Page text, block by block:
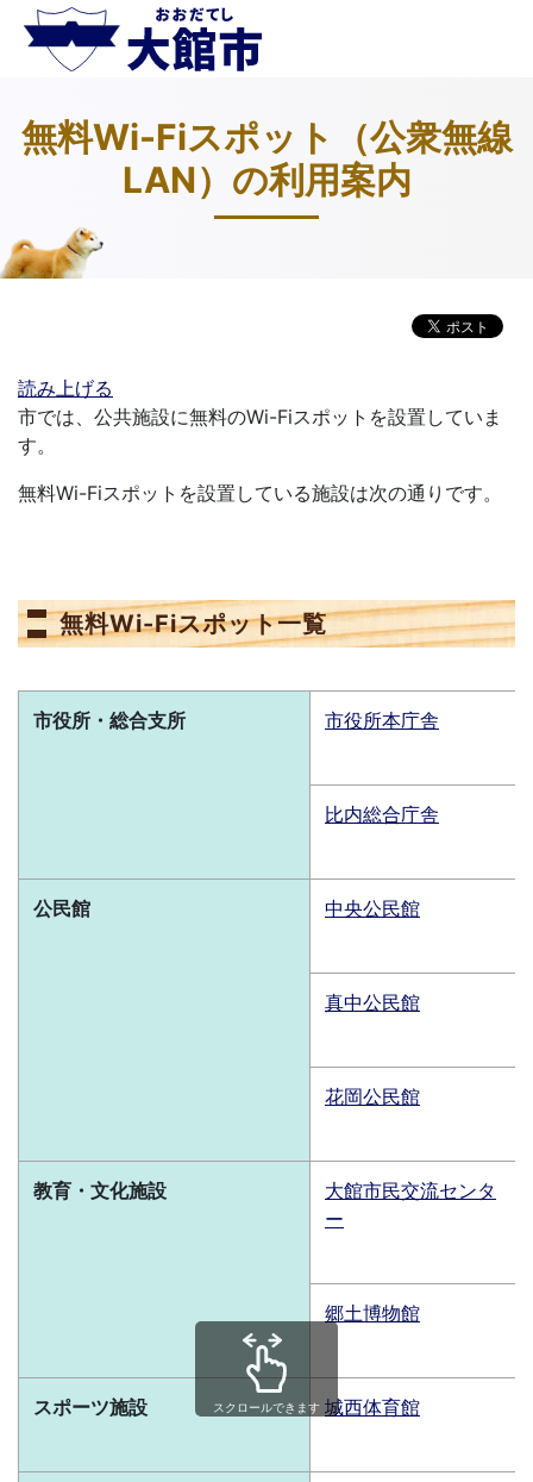
無料Wi-Fiスポット（公衆無線
LAN）の利用案内
読み上げる
市では、公共施設に無料のWi-Fiスポットを設置していま
す。
無料Wi-Fiスポットを設置している施設は次の通りです。
無料Wi-Fiスポット一覧
市役所・総合支所 市役所本庁舎
比内総合庁舎
公民館 中央公民館
真中公民館
花岡公民館
教育・文化施設
大館市民交流センタ
ー
郷土博物館
スポーツ施設 城西体育館
スクロールできます